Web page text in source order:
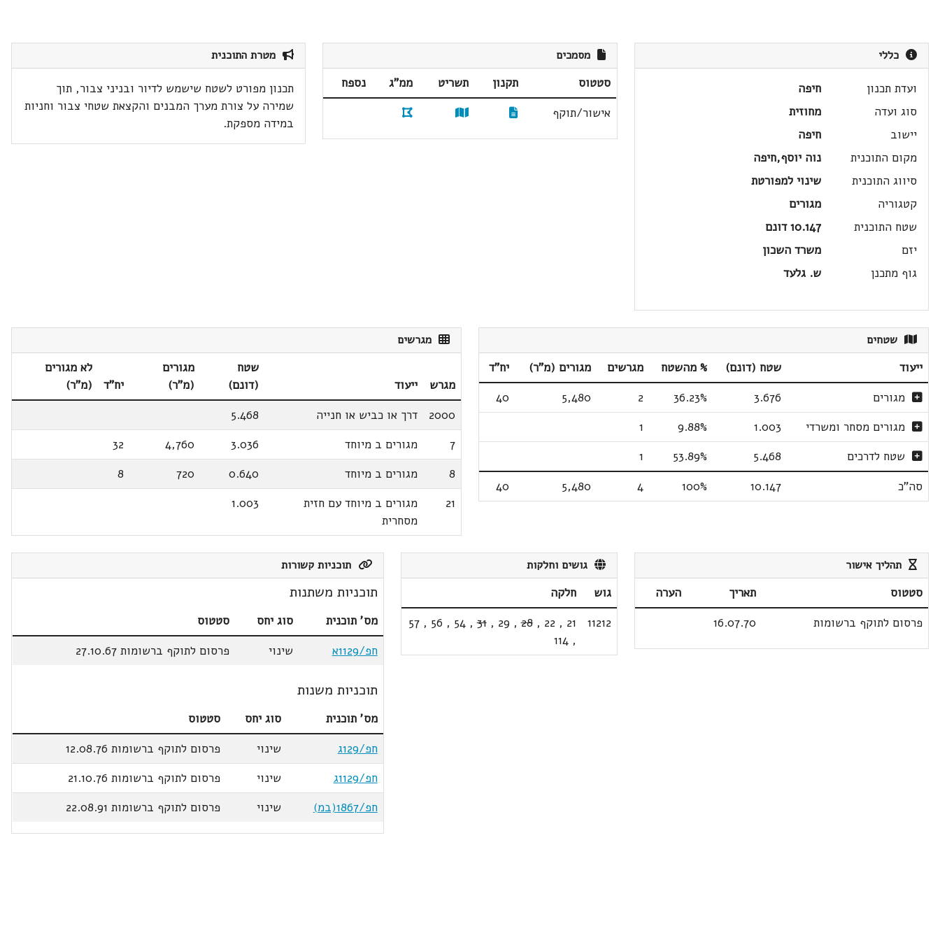
כללי
ועדת תכנון
חיפה
סוג ועדה
מחוזית
יישוב
חיפה
מקום התוכנית
נוה יוסף,חיפה
סיווג התוכנית
שינוי למפורטת
קטגוריה
מגורים
שטח התוכנית
10.147 דונם
יזם
משרד השכון
גוף מתכנן
ש. גלעד
מסמכים
סטטוס תקנון תשריט ממ"ג
נספח
אישור/תוקף
מטרת התוכנית
תכנון מפורט לשטח שישמש לדיור ובניני צבור, תוך
שמירה על צורת מערך המבנים והקצאת שטחי צבור וחניות
במידה מספקת.
שטחים
ייעוד שטח (דונם) % מהשטח מגרשים מגורים (מ"ר)
יח"ד
מגורים
3.676
36.23%
2
5,480
40
מגורים מסחר ומשרדי
1.003
9.88%
1
שטח לדרכים
5.468
53.89%
1
סה"כ
10.147
100%
4
5,480
40
מגרשים
מגרש ייעוד
שטח
(דונם)
מגורים
(מ"ר)
יח"ד
לא מגורים
(מ"ר)
2000
דרך או כביש או חנייה
5.468
7
מגורים ב מיוחד 3.036
4,760
32
8
מגורים ב מיוחד 0.640
720
8
21
מגורים ב מיוחד עם חזית
מסחרית
1.003
תהליך אישור
סטטוס תאריך
הערה
פרסום לתוקף ברשומות
16.07.70
גושים וחלקות
גוש
חלקה
11212
21
,
22
,
28
,
29
,
31
,
54
,
56
,
57
,
114
תוכניות קשורות
תוכניות משתנות
מס' תוכנית סוג יחס
סטטוס
חפ/1129א
שינוי פרסום לתוקף ברשומות 27.10.67
תוכניות משנות
מס' תוכנית סוג יחס
סטטוס
חפ/129ג
שינוי
פרסום לתוקף ברשומות 12.08.76
חפ/1129ג
שינוי
פרסום לתוקף ברשומות 21.10.76
חפ/1867(במ)
שינוי פרסום לתוקף ברשומות 22.08.91